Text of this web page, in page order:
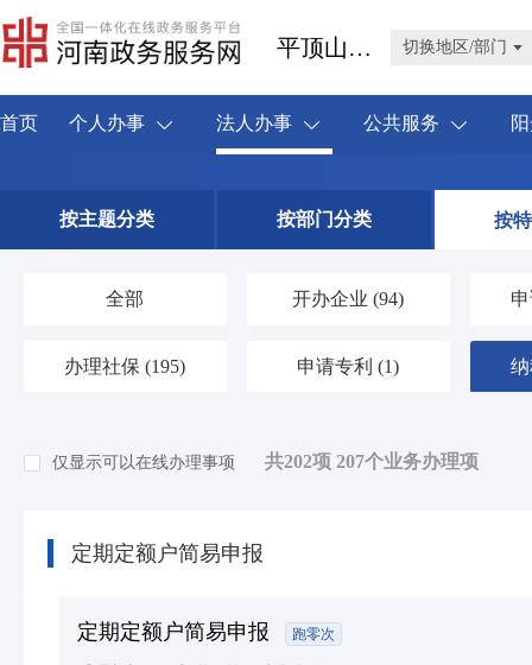
平顶山市叶县 切换地区/部门
首页 个人办事 法人办事 公共服务
按主题分类 按部门分类 按
全部 开办企业(94)
办理社保(195) 申请专利(1)
仅显示可以在线办理事项 共202项 207个业务办理项
定期定额户简易申报
定期定额户简易申报 跑零次